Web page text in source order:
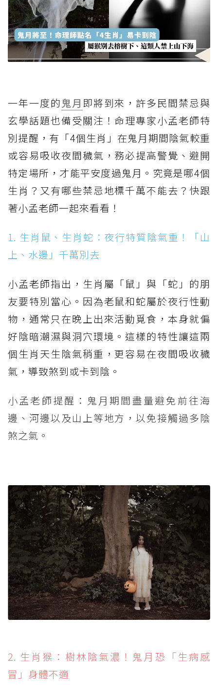
一年一度的鬼月 即將到來，許多民間禁忌與
玄學話題也備受關注！命理專家小孟老師特
別提醒，有「4個生肖」在鬼月期間陰氣較重
或容易吸收夜間穢氣，務必提高警覺、避開
特定場所，才能平安度過鬼月。究竟是哪4個
生肖？又有哪些禁忌地標千萬不能去？快跟
著小孟老師一起來看看！
1. 生肖鼠、生肖蛇：夜行特質陰氣重！「山
上、水邊」千萬別去
小孟老師指出，生肖屬「鼠」與「蛇」的朋
友要特別當心。因為老鼠和蛇屬於夜行性動
物，通常只在晚上出來活動覓食，本身就偏
好陰暗潮濕與洞穴環境。這樣的特性讓這兩
個生肖天生陰氣稍重，更容易在夜間吸收穢
氣，導致煞到或卡到陰。
小孟老師提醒：鬼月期間盡量避免前往海
邊、河邊以及山上等地方，以免接觸過多陰
煞之氣。
2. 生肖猴：樹林陰氣濃！鬼月恐「生病感
冒」身體不適